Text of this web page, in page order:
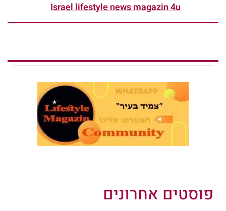
Israel lifestyle news magazin 4u
פוסטים אחרונים